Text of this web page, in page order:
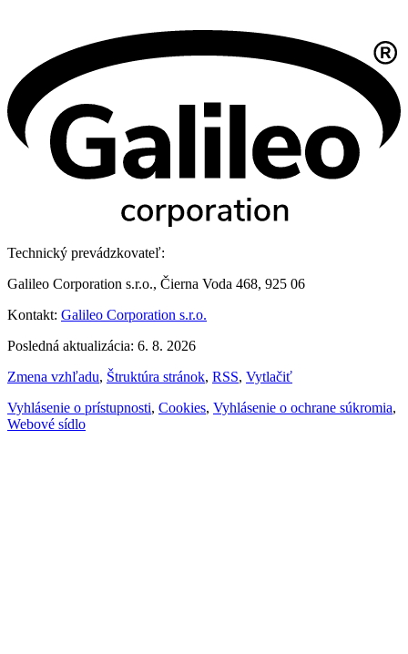
Technický prevádzkovateľ:
Galileo Corporation s.r.o., Čierna Voda 468, 925 06
Kontakt: Galileo Corporation s.r.o.
Posledná aktualizácia: 6. 8. 2026
Zmena vzhľadu, Štruktúra stránok, RSS, Vytlačiť
Vyhlásenie o prístupnosti, Cookies, Vyhlásenie o ochrane súkromia,
Webové sídlo